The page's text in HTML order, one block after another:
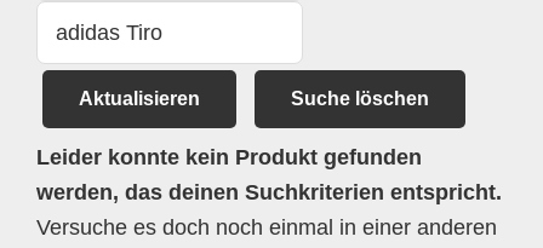
Aktualisieren Suche löschen
Leider konnte kein Produkt gefunden
werden, das deinen Suchkriterien entspricht.
Versuche es doch noch einmal in einer anderen